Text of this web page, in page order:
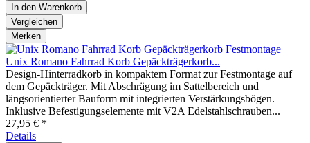
In den Warenkorb
Vergleichen
Merken
Unix Romano Fahrrad Korb Gepäckträgerkorb...
Design-Hinterradkorb in kompaktem Format zur Festmontage auf
dem Gepäckträger. Mit Abschrägung im Sattelbereich und
längsorientierter Bauform mit integrierten Verstärkungsbögen.
Inklusive Befestigungselemente mit V2A Edelstahlschrauben...
27,95 € *
Details